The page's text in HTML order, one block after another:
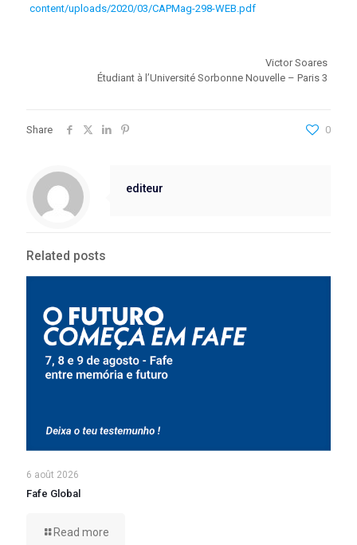
content/uploads/2020/03/CAPMag-298-WEB.pdf
Victor Soares
Étudiant à l’Université Sorbonne Nouvelle – Paris 3
Share 0
editeur
Related posts
6 août 2026
Fafe Global
Read more